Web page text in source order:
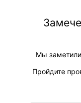
Мы
Пройдите